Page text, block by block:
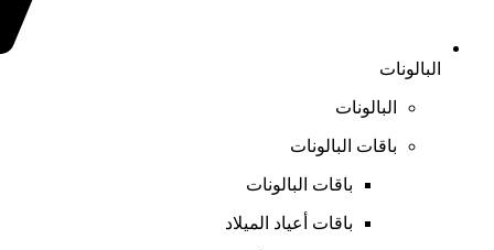
البالونات
البالونات
باقات البالونات
باقات البالونات
باقات أعياد الميلاد